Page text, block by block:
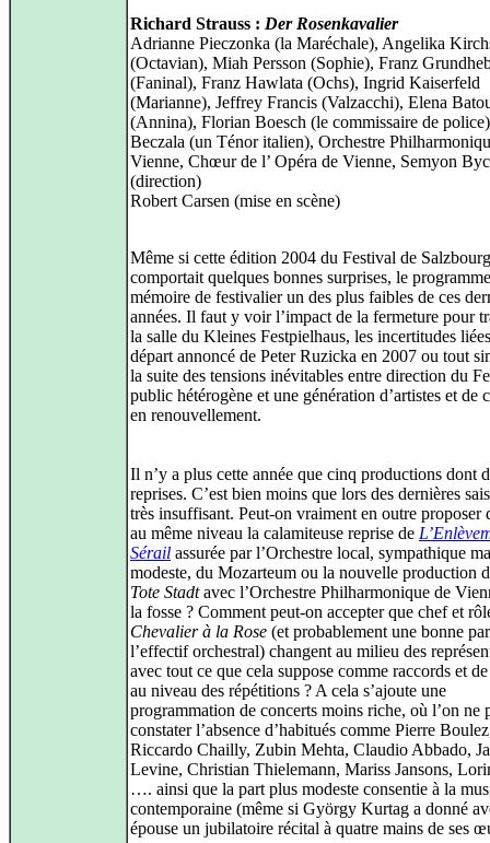
Richard Strauss : Der Rosenkavalier
Adrianne Pieczonka (la Maréchale), Angelika
(Octavian), Miah Persson (Sophie), Franz
(Faninal), Franz Hawlata (Ochs), Ingrid Kaiserfeld
(Marianne), Jeffrey Francis (Valzacchi), Elena
(Annina), Florian Boesch (le commissaire de
Beczala (un Ténor italien), Orchestre
Vienne, Chœur de l’ Opéra de Vienne, Semyon
(direction)
Robert Carsen (mise en scène)
Même si cette édition 2004 du Festival de Salzbourg
comportait quelques bonnes surprises, le
mémoire de festivalier un des plus faibles de ces
années. Il faut y voir l’impact de la fermeture pour
la salle du Kleines Festpielhaus, les incertitudes
départ annoncé de Peter Ruzicka en 2007 ou tout
la suite des tensions inévitables entre direction du
public hétérogène et une génération d’artistes et de
en renouvellement.
Il n’y a plus cette année que cinq productions dont
reprises. C’est bien moins que lors des dernières
très insuffisant. Peut-on vraiment en outre proposer
au même niveau la calamiteuse reprise de
Sérail assurée par l’Orchestre local, sympathique
modeste, du Mozarteum ou la nouvelle production
Tote Stadtavec l’Orchestre Philharmonique de
la fosse ? Comment peut-on accepter que chef et
Chevalier à la Rose (et probablement une bonne
l’effectif orchestral) changent au milieu des
avec tout ce que cela suppose comme raccords et
au niveau des répétitions ? A cela s’ajoute une
programmation de concerts moins riche, où l’on ne
constater l’absence d’habitués comme Pierre
Riccardo Chailly, Zubin Mehta, Claudio Abbado,
Levine, Christian Thielemann, Mariss Jansons,
…. ainsi que la part plus modeste consentie à la
contemporaine (même si György Kurtag a donné
épouse un jubilatoire récital à quatre mains de ses